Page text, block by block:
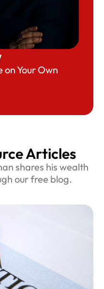
on Your Own
Articles
shares his wealth
our free blog.